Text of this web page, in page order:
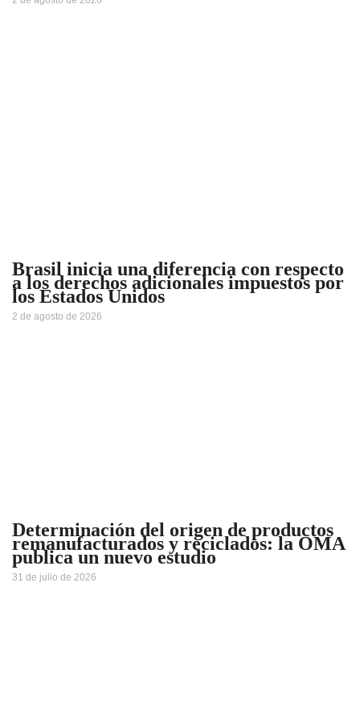
Brasil inicia una diferencia con respecto
a los derechos adicionales impuestos por
los Estados Unidos
2 de agosto de 2026
Determinación del origen de productos
remanufacturados y reciclados: la OMA
publica un nuevo estudio
31 de julio de 2026